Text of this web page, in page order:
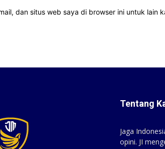
dan situs web saya di browser ini untuk lain
Tentang
Jaga
opini. JI